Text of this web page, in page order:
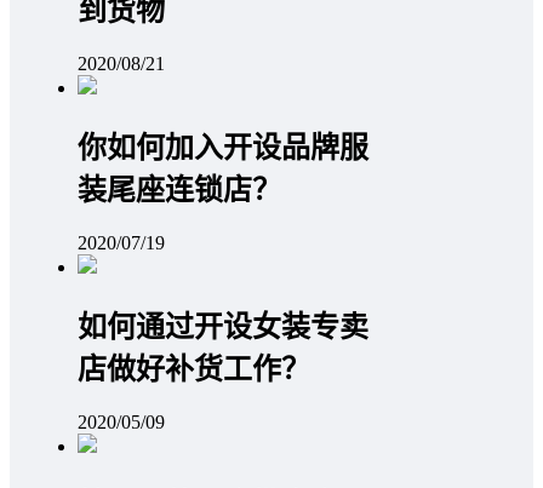
到货物
2020/08/21
你如何加入开设品牌服
装尾座连锁店？
2020/07/19
如何通过开设女装专卖
店做好补货工作？
2020/05/09